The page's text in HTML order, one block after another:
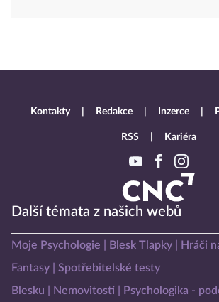
Další témata z našich webů
Moje Psychologie Blesk Tlapky Hráči
Fantasy
Spotřebitelské testy
Blesku
Nemovitosti
Psychologika -
Kontakty Redakce Inzerce
RSS Kariéra